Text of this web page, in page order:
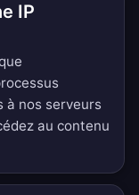
IP
à nos serveurs
au contenu